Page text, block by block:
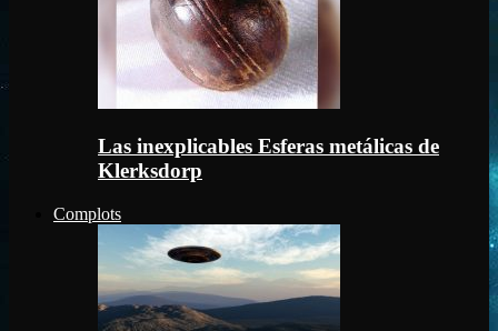
Las inexplicables Esferas metálicas de
Klerksdorp
Complots